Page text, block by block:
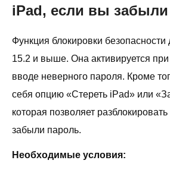
iPad, если вы
Функция блокировки безопасности
15.2 и выше. Она активируется
вводе неверного пароля. Кроме
себя опцию «Стереть iPad» или
которая позволяет
забыли пароль.
Необходимые условия: